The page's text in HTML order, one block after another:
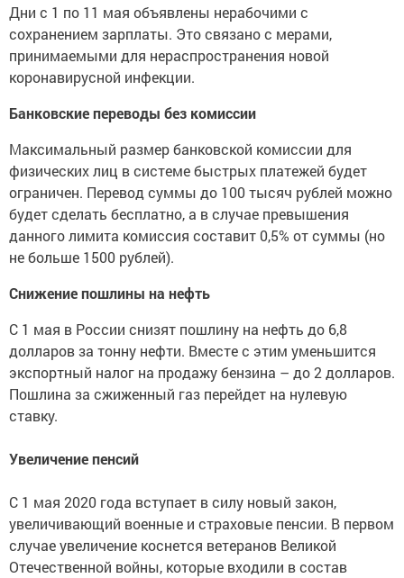
Дни с 1 по 11 мая объявлены нерабочими с
сохранением зарплаты. Это связано с мерами,
принимаемыми для нераспространения новой
коронавирусной инфекции.
Банковские переводы без комиссии
Максимальный размер банковской комиссии для
физических лиц в системе быстрых платежей будет
ограничен. Перевод суммы до 100 тысяч рублей можно
будет сделать бесплатно, а в случае превышения
данного лимита комиссия составит 0,5% от суммы (но
не больше 1500 рублей).
Снижение пошлины на нефть
С 1 мая в России снизят пошлину на нефть до 6,8
долларов за тонну нефти. Вместе с этим уменьшится
экспортный налог на продажу бензина – до 2 долларов.
Пошлина за сжиженный газ перейдет на нулевую
ставку.
Увеличение пенсий
С 1 мая 2020 года вступает в силу новый закон,
увеличивающий военные и страховые пенсии. В первом
случае увеличение коснется ветеранов Великой
Отечественной войны, которые входили в состав